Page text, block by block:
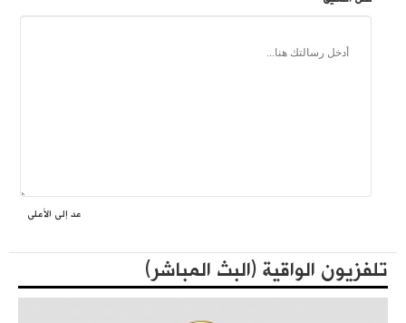
عد إلى الأعلى
تلفزيون الواقية (البث المباشر)
المكتبة الثقافية